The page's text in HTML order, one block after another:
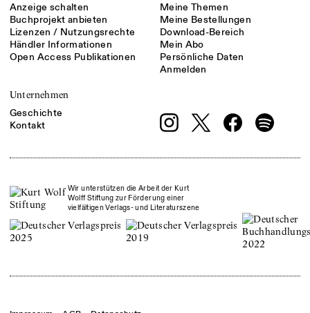
Anzeige schalten
Buchprojekt anbieten
Lizenzen / Nutzungsrechte
Händler Informationen
Open Access Publikationen
Meine Themen
Meine Bestellungen
Download-Bereich
Mein Abo
Persönliche Daten
Anmelden
Unternehmen
Geschichte
Kontakt
Wir unterstützen die Arbeit der Kurt
Wolff Stiftung zur Förderung einer
vielfältigen Verlags- und Literaturszene